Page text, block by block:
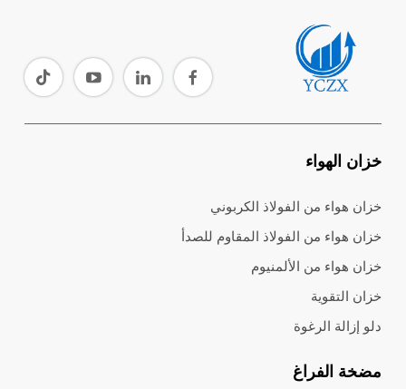
خزان الهواء
خزان هواء من الفولاذ الكربوني
خزان هواء من الفولاذ المقاوم للصدأ
خزان هواء من الألمنيوم
خزان التقوية
دلو إزالة الرغوة
مضخة الفراغ